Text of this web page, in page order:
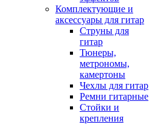
Комплектующие и
аксессуары для гитар
Струны для
гитар
Тюнеры,
метрономы,
камертоны
Чехлы для гитар
Ремни гитарные
Стойки и
крепления